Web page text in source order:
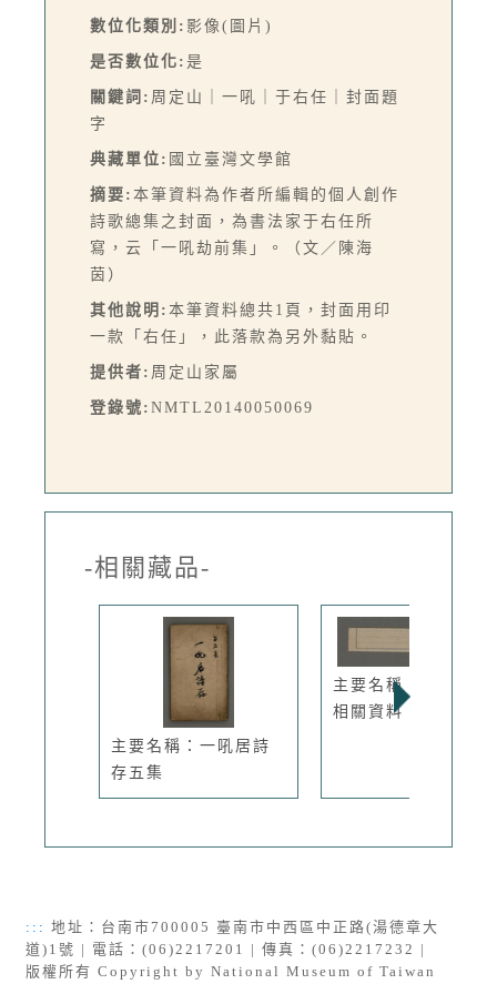
數位化類別: 影像(圖片)
是否數位化: 是
關鍵詞: 周定山｜一吼｜于右任｜封面題
字
典藏單位: 國立臺灣文學館
摘要: 本筆資料為作者所編輯的個人創作
詩歌總集之封面，為書法家于右任所
寫，云「一吼劫前集」。（文／陳海
茵）
其他說明: 本筆資料總共1頁，封面用印
一款「右任」，此落款為另外黏貼。
提供者: 周定山家屬
登錄號: NMTL20140050069
-相關藏品-
主要名稱：一吼居詩
存五集
主要名稱：先父行述
相關資料
::: 地址：台南市700005 臺南市中西區中正路(湯德章大
道)1號 | 電話：(06)2217201 | 傳真：(06)2217232 |
版權所有 Copyright by National Museum of Taiwan